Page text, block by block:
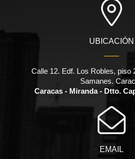
UBICACIÓN
Calle 12. Edf. Los Robles, piso
Samanes.
Caracas - Miranda - Dtto.
EMAIL